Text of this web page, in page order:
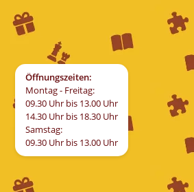
Öffnungszeiten:
Montag - Freitag:
09.30 Uhr bis 13.00 Uhr
14.30 Uhr bis 18.30 Uhr
Samstag:
09.30 Uhr bis 13.00 Uhr